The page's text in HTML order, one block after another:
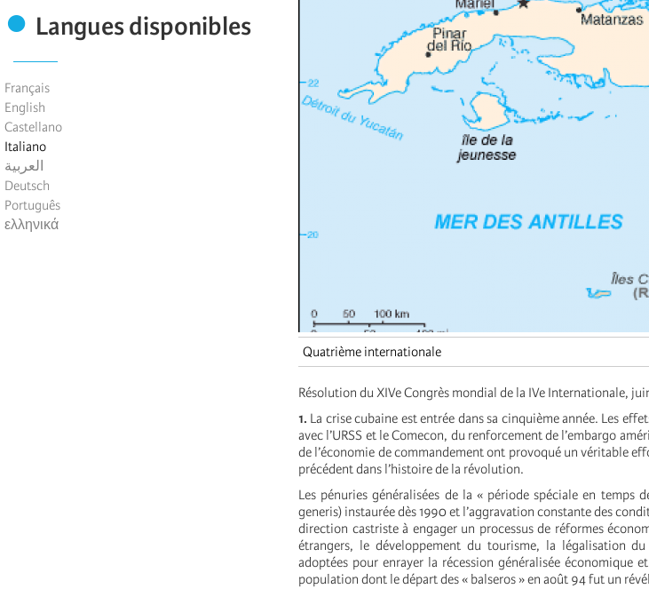
Langues disponibles
Français
English
Castellano
Italiano
العربية
Deutsch
Português
ελληνικά
Quatrième internationale
Résolution du XIVe Congrès mondial de la IVe Internationale,
1. La crise cubaine est entrée dans sa cinquième année. Les
avec l’URSS et le Comecon, du renforcement de l’embargo
de l’économie de commandement ont provoqué un véritable
précédent dans l’histoire de la révolution.
Les pénuries généralisées de la « période spéciale en temps
generis) instaurée dès 1990 et l’aggravation constante des
direction castriste à engager un processus de réformes
étrangers, le développement du tourisme, la légalisation
adoptées pour enrayer la récession généralisée économique
population dont le départ des « balseros » en août 94 fut un